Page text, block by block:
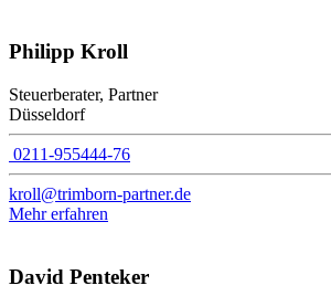
Philipp Kroll
Steuerberater, Partner
Düsseldorf
0211-955444-76
kroll@trimborn-partner.de
Mehr erfahren
David Penteker